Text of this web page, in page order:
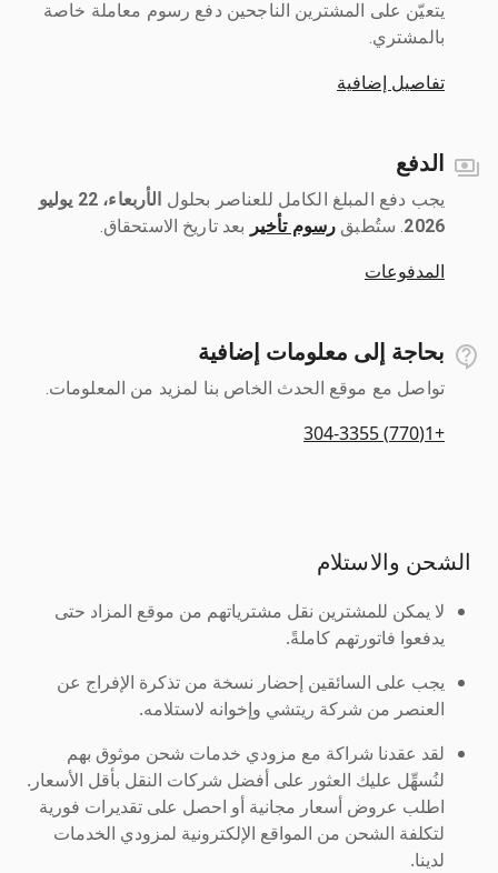
يتعيّن على المشترين الناجحين دفع رسوم معاملة خاصة
بالمشتري.
تفاصيل إضافية
الدفع
يجب دفع المبلغ الكامل للعناصر بحلول ‎
الأربعاء، 22 يوليو
2026
رسوم تأخير بعد تاريخ الاستحقاق.
المدفوعات
بحاجة إلى معلومات إضافية
تواصل مع موقع الحدث الخاص بنا لمزيد من المعلومات.
+1(770) 304-3355
الشحن والاستلام
لا يمكن للمشترين نقل مشترياتهم من موقع المزاد حتى
يدفعوا فاتورتهم كاملةً.
يجب على السائقين إحضار نسخة من تذكرة الإفراج عن
العنصر من شركة ريتشي وإخوانه لاستلامه.
لقد عقدنا شراكة مع مزودي خدمات شحن موثوق بهم
لنُسهِّل عليك العثور على أفضل شركات النقل بأقل الأسعار.
اطلب عروض أسعار مجانية أو احصل على تقديرات فورية
لتكلفة الشحن من المواقع الإلكترونية لمزودي الخدمات
لدينا.